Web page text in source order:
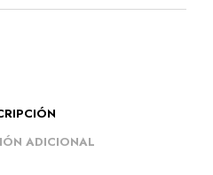
ADICIONAL